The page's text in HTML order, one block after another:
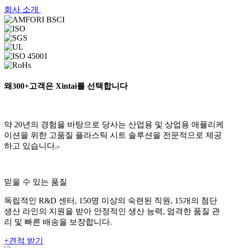
회사 소개
왜300+고객은 Xintai를 선택합니다
약 20년의 경험을 바탕으로 당사는 산업용 및 상업용 애플리케
이션을 위한 고품질 플라스틱 시트 솔루션을 전문적으로 제공
하고 있습니다.-
믿을 수 있는 품질
독립적인 R&D 센터, 150명 이상의 숙련된 직원, 15개의 첨단
생산 라인의 지원을 받아 안정적인 생산 능력, 엄격한 품질 관
리 및 빠른 배송을 보장합니다.
+견적 받기